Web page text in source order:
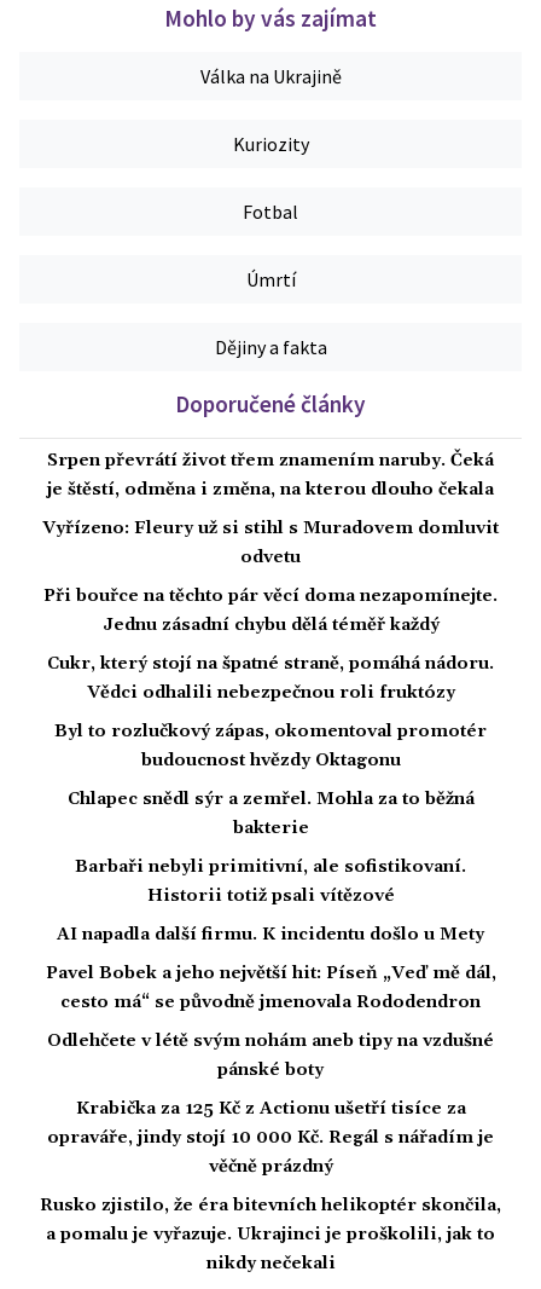
Mohlo by vás zajímat
Válka na Ukrajině
Kuriozity
Fotbal
Úmrtí
Dějiny a fakta
Doporučené články
Srpen převrátí život třem znamením naruby. Čeká
je štěstí, odměna i změna, na kterou dlouho čekala
Vyřízeno: Fleury už si stihl s Muradovem domluvit
odvetu
Při bouřce na těchto pár věcí doma nezapomínejte.
Jednu zásadní chybu dělá téměř každý
Cukr, který stojí na špatné straně, pomáhá nádoru.
Vědci odhalili nebezpečnou roli fruktózy
Byl to rozlučkový zápas, okomentoval promotér
budoucnost hvězdy Oktagonu
Chlapec snědl sýr a zemřel. Mohla za to běžná
bakterie
Barbaři nebyli primitivní, ale sofistikovaní.
Historii totiž psali vítězové
AI napadla další firmu. K incidentu došlo u Mety
Pavel Bobek a jeho největší hit: Píseň „Veď mě dál,
cesto má“ se původně jmenovala Rododendron
Odlehčete v létě svým nohám aneb tipy na vzdušné
pánské boty
Krabička za 125 Kč z Actionu ušetří tisíce za
opraváře, jindy stojí 10 000 Kč. Regál s nářadím je
věčně prázdný
Rusko zjistilo, že éra bitevních helikoptér skončila,
a pomalu je vyřazuje. Ukrajinci je proškolili, jak to
nikdy nečekali